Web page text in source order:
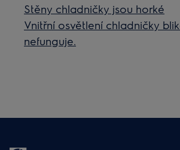
Stěny chladničky jsou horké
Vnitřní osvětlení chladničky
nefunguje.